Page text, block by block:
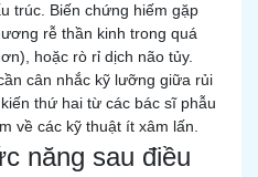
trúc. Biến chứng hiếm gặp
rễ thần kinh trong quá
hoặc rò rỉ dịch não tủy.
cân nhắc kỹ lưỡng giữa rủi
thứ hai từ các bác sĩ phẫu
về các kỹ thuật ít xâm lấn.
năng sau điều